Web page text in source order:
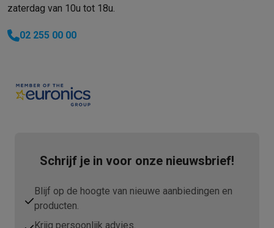
zaterdag van 10u tot 18u.
02 255 00 00
Schrijf je in voor onze nieuwsbrief!
Blijf op de hoogte van nieuwe aanbiedingen en
producten.
Krijg persoonlijk advies.